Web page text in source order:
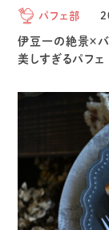
パフェ部
伊豆一の絶景×バ
美しすぎるパフェ